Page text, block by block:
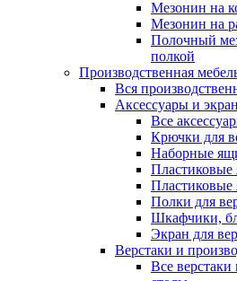
Мезонин на
Мезонин на
Полочный
полкой
Производственная
Вся
Аксессуары и
Все
Крючки для
Наборные
Полки для
Шкафчики,
Экран для
Верстаки и
Все